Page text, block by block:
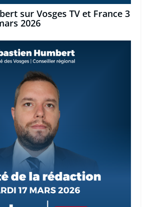
sur Vosges TV et France 3
2026